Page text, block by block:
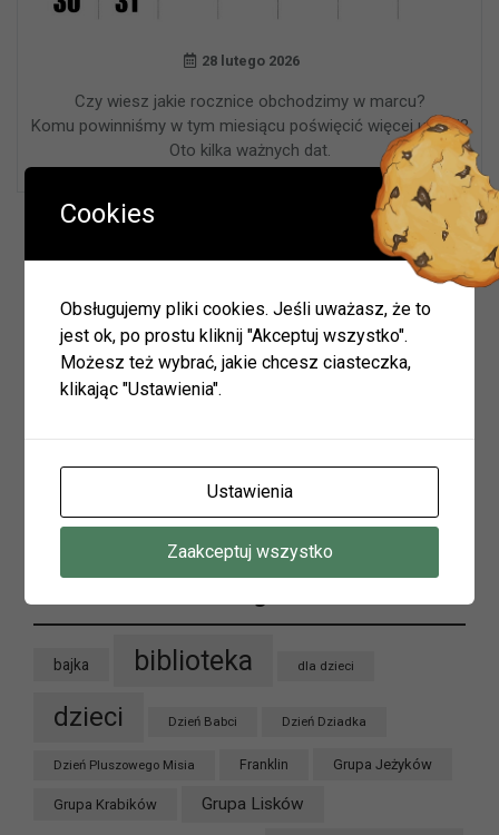
28 lutego 2026
Czy wiesz jakie rocznice obchodzimy w marcu?
Komu powinniśmy w tym miesiącu poświęcić więcej uwagi?
Oto kilka ważnych dat.
Wyszukiwarka
Szukaj
Archiwum
bajka biblioteka dla dzieci
dzieci Dzień Babci Dzień Dziadka
Dzień Pluszowego Misia Franklin Grupa Jeżyków
Grupa Krabików Grupa Lisków
Cookies
Obsługujemy pliki cookies. Jeśli uważasz, że to
jest ok, po prostu kliknij "Akceptuj wszystko".
Możesz też wybrać, jakie chcesz ciasteczka,
klikając "Ustawienia".
Ustawienia
Zaakceptuj wszystko